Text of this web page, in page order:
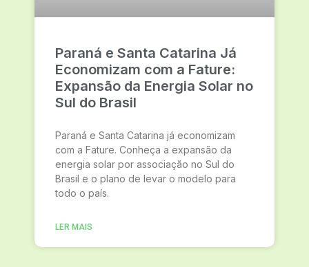
Paraná e Santa Catarina Já
Economizam com a Fature:
Expansão da Energia Solar no
Sul do Brasil
Paraná e Santa Catarina já economizam
com a Fature. Conheça a expansão da
energia solar por associação no Sul do
Brasil e o plano de levar o modelo para
todo o país.
LER MAIS